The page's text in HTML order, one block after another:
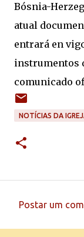
Bósnia-
atual
entrará en
instrumentos
comunicado
NOTÍCIAS DA
Postar um